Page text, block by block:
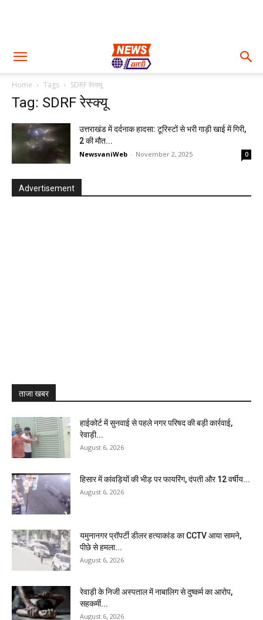
Home Tags SDRF रेस्क्यू
Tag: SDRF रेस्क्यू
उत्तराखंड में दर्दनाक हादसा: टूरिस्टों से भरी गाड़ी खाई में गिरी,
2 की मौत...
NewsvaniWeb - November 2, 2025 0
Advertisement
ताजा खबर
हाईकोर्ट में सुनवाई से पहले नगर परिषद की बड़ी कार्रवाई,
रेवाड़ी...
August 6, 2026
हिसार में कांवड़ियों की भीड़ पर फायरिंग, दंपती और 12 वर्षीय...
August 6, 2026
यमुनानगर प्रॉपर्टी डीलर हत्याकांड का CCTV आया सामने,
पीछे से हमला...
August 6, 2026
रेवाड़ी के निजी अस्पताल में नाबालिग से दुष्कर्म का आरोप,
सहकर्मी...
August 6, 2026